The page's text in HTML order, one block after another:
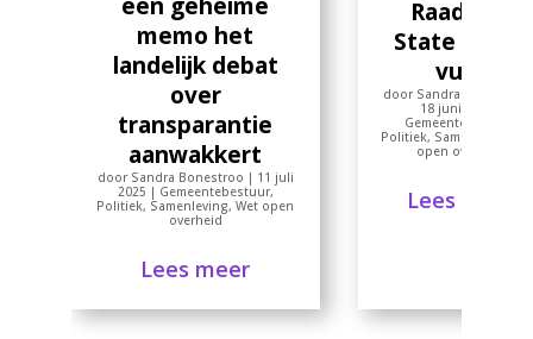
memo het
landelijk debat
over
transparantie
aanwakkert
door Sandra Bonestroo | 11 juli
2025 | Gemeentebestuur,
Politiek, Samenleving,Wet open
overheid
Lees meer
Raad van
State onder
vuur
door Sandra Bonestroo
18 juni 2025
Gemeentebestuur
Politiek, Samenleving
open overheid
Lees meer